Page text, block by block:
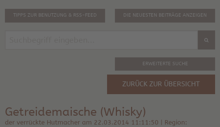
TIPPS ZUR BENUTZUNG & RSS-FEED DIE NEUESTEN BEITRÄGE ANZEIGEN
ERWEITERTE SUCHE
ZURÜCK ZUR ÜBERSICHT
Getreidemaische (Whisky)
der verrückte Hutmacher am 22.03.2014 11:11:50 | Region: